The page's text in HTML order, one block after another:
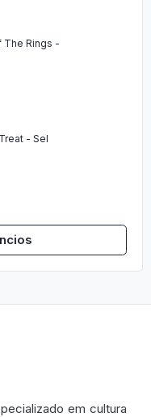
The Rings -
- Sel
em cultura